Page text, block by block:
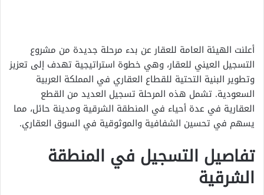
أعلنت الهيئة العامة للعقار عن بدء مرحلة جديدة من مشروع
التسجيل العيني للعقار، وهي خطوة استراتيجية تهدف إلى تعزيز
وتطوير البنية التحتية للقطاع العقاري في المملكة العربية
السعودية. تشمل هذه المرحلة تسجيل العديد من القطع
العقارية في عدة أحياء في المنطقة الشرقية ومدينة حائل، مما
يسهم في تحسين الشفافية والموثوقية في السوق العقاري.
تفاصيل التسجيل في المنطقة
الشرقية